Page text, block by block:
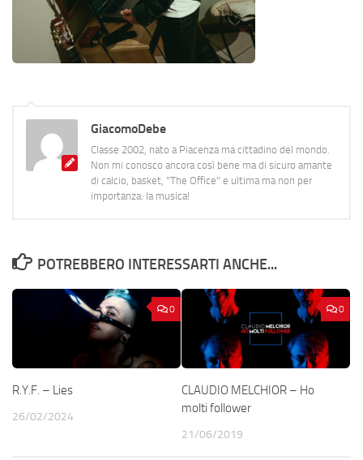
GiacomoDebe
Classe 2002, nato a Piacenza ma cittadino del mondo.
Non mi conosco ancora così bene ma di sicuro amante
di calcio, basket, "The Office" e ultima ma non per
importanza: la musica!
POTREBBERO INTERESSARTI ANCHE...
0
R.Y.F. – Lies
26/02/2024
0
CLAUDIO MELCHIOR – Ho
molti follower
21/06/2019